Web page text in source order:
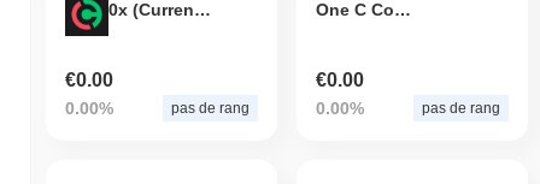
continus pour Fathom incluent la volatilité du marché, l'examen
gouvernance décentralisée. Pour atténuer ces risques, l'équipe
régulièrement à jour sa communauté sur les pratiques de sécurité
0x (Currency.com)
€0.00
0.00% pas de rang
One C Company
€0.00
0.00% pas de rang